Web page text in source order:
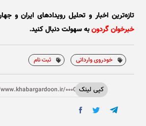
تازه‌ترین اخبار و تحلیل‌ رویدادهای ایران و
خبرخوان گردونبه سهولت دنبال کنید.
خودروی وارداتی ثبت نام
کپی لینک000OWB